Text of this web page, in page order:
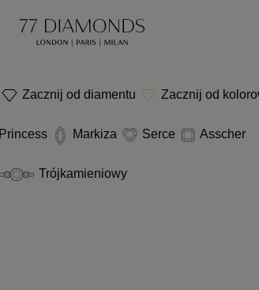
Zacznij od diamentu
Zacznij od
Princess Markiza Serce
Asscher
Trójkamieniowy